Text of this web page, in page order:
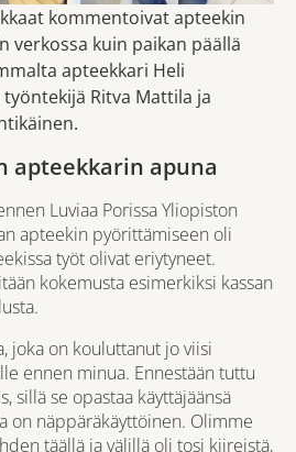
kommentoivat apteekin
verkossa kuin paikan päällä
apteekkari Heli
Ritva Mattila ja
apteekkarin apuna
Luviaa Porissa Yliopiston
apteekin pyörittämiseen oli
työt olivat eriytyneet.
kokemusta esimerkiksi kassan
joka on kouluttanut jo viisi
ennen minua. Ennestään tuttu
sillä se opastaa käyttäjäänsä
on näppäräkäyttöinen. Olimme
täällä ja välillä oli tosi kiireistä,